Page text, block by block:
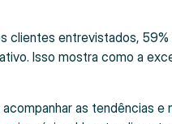
clientes entrevistados, 59%
Isso mostra como a
as tendências